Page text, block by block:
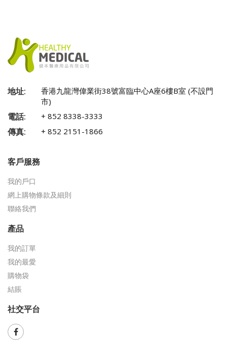
地址:
香港九龍灣偉業街38號富臨中心A座6樓B室 (不設門
市)
電話: + 852 8338-3333
傳真: + 852 2151-1866
客戶服務
我的戶口
網上購物條款及細則
聯絡我們
產品
我的訂單
我的最愛
購物袋
結賬
社交平台